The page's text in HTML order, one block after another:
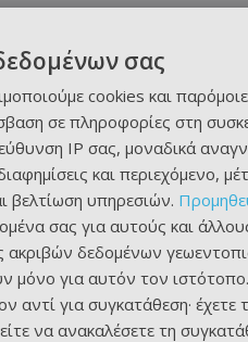
σας
cookies και
σε πληροφορίες στη
IP σας, μοναδικά
και περιεχόμενο,
βελτίωση υπηρεσιών.
σας για αυτούς και
δεδομένων
μόνο για αυτόν τον
για συγκατάθεση· έχετε
να ανακαλέσετε τη